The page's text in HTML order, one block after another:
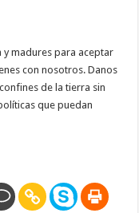
y madures para aceptar
con nosotros. Danos
de la tierra sin
que puedan